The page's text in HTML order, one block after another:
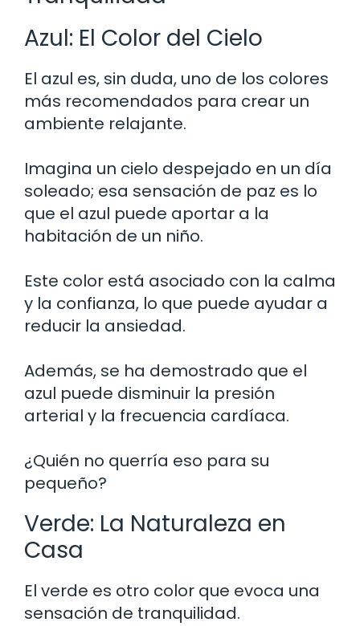
Azul: El Color del Cielo
El azul es, sin duda, uno de los colores
más recomendados para crear un
ambiente relajante.
Imagina un cielo despejado en un día
soleado; esa sensación de paz es lo
que el azul puede aportar a la
habitación de un niño.
Este color está asociado con la calma
y la confianza, lo que puede ayudar a
reducir la ansiedad.
Además, se ha demostrado que el
azul puede disminuir la presión
arterial y la frecuencia cardíaca.
¿Quién no querría eso para su
pequeño?
Verde: La Naturaleza en
Casa
El verde es otro color que evoca una
sensación de tranquilidad.